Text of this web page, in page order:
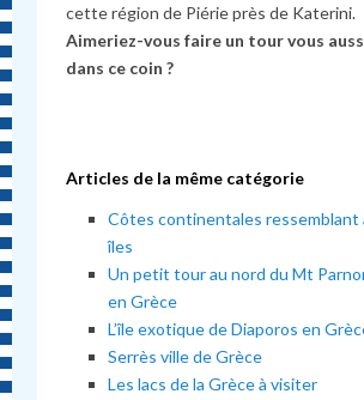
cette région de Piérie près de Katerini.
Aimeriez-vous faire un tour vous
dans ce coin ?
Articles de la même catégorie
Côtes continentales ressemblant
îles
Un petit tour au nord du Mt
en Grèce
L’île exotique de Diaporos en
Serrès ville de Grèce
Les lacs de la Grèce à visiter